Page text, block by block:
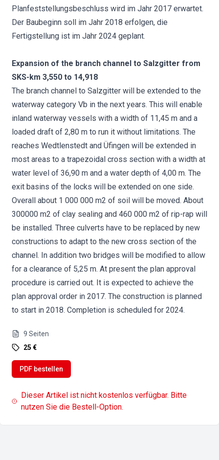
Planfeststellungsbeschluss wird im Jahr 2017 erwartet.
Der Baubeginn soll im Jahr 2018 erfolgen, die
Fertigstellung ist im Jahr 2024 geplant.
Expansion of the branch channel to Salzgitter from
SKS-km 3,550 to 14,918
The branch channel to Salzgitter will be extended to the
waterway category Vb in the next years. This will enable
inland waterway vessels with a width of 11,45 m and a
loaded draft of 2,80 m to run it without limitations. The
reaches Wedtlenstedt and Üfingen will be extended in
most areas to a trapezoidal cross section with a width at
water level of 36,90 m and a water depth of 4,00 m. The
exit basins of the locks will be extended on one side.
Overall about 1 000 000 m2 of soil will be moved. About
300000 m2 of clay sealing and 460 000 m2 of rip-rap will
be installed. Three culverts have to be replaced by new
constructions to adapt to the new cross section of the
channel. In addition two bridges will be modified to allow
for a clearance of 5,25 m. At present the plan approval
procedure is carried out. It is expected to achieve the
plan approval order in 2017. The construction is planned
to start in 2018. Completion is scheduled for 2024.
9 Seiten
25 €
PDF bestellen
Dieser Artikel ist nicht kostenlos verfügbar. Bitte
nutzen Sie die Bestell-Option.